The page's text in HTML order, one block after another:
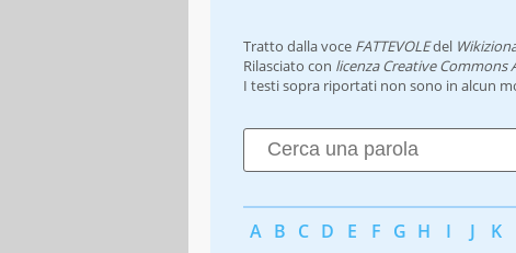
Tratto dalla voce FATTEVOLEdel
Rilasciato con licenza Creative
I testi sopra riportati non sono in alcun
A B C D E F G H I J K